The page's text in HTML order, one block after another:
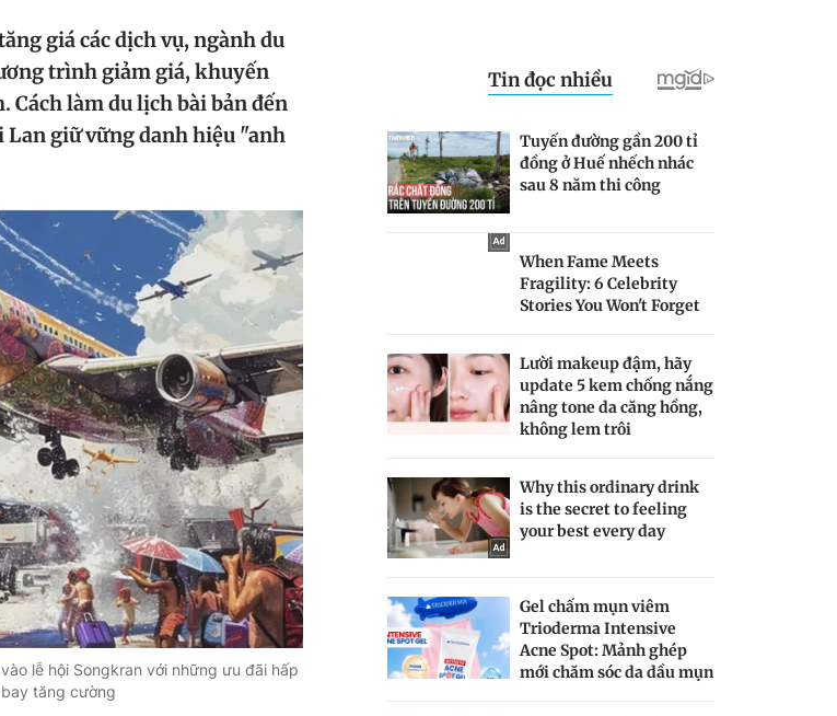
giá các dịch vụ, ngành du
trình giảm giá, khuyến
Cách làm du lịch bài bản đến
giữ vững danh hiệu "anh
lễ hội Songkran với những ưu đãi hấp
tăng cường